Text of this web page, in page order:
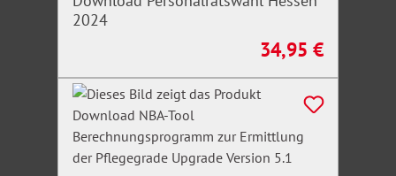
2024
Regulärer Preis:
34,95 €